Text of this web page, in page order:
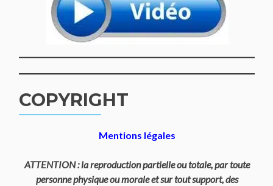
COPYRIGHT
Mentions légales
ATTENTION : la reproduction partielle ou totale, par toute
personne physique ou morale et sur tout support, des